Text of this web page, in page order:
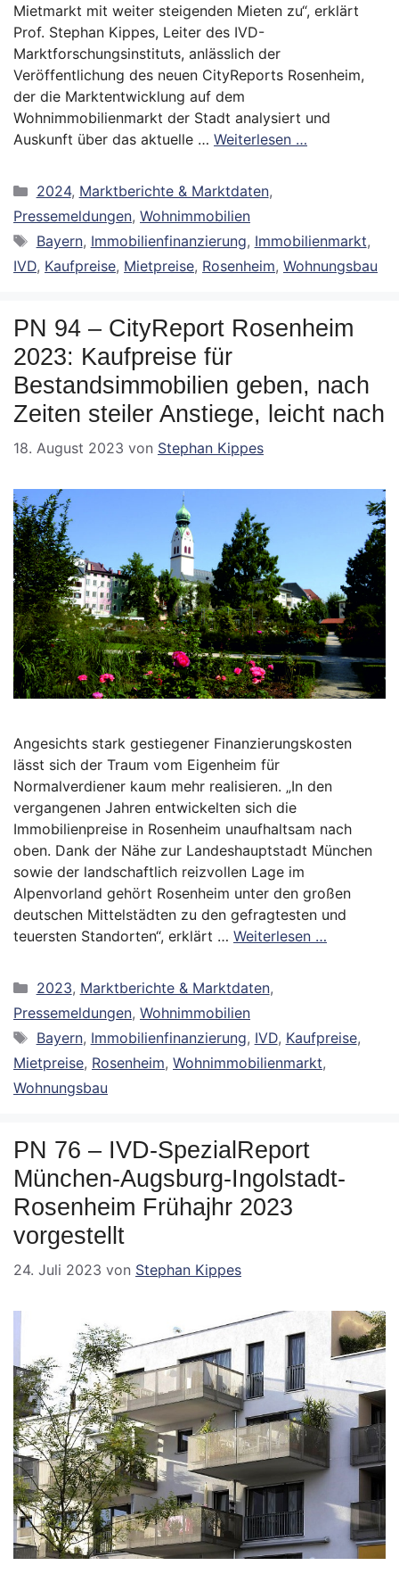
Mietmarkt mit weiter steigenden Mieten zu“, erklärt
Prof. Stephan Kippes, Leiter des IVD-
Marktforschungsinstituts, anlässlich der
Veröffentlichung des neuen CityReports Rosenheim,
der die Marktentwicklung auf dem
Wohnimmobilienmarkt der Stadt analysiert und
Auskunft über das aktuelle … Weiterlesen …
Kategorien
2024, Marktberichte & Marktdaten,
Pressemeldungen, Wohnimmobilien
Schlagwörter
Bayern, Immobilienfinanzierung, Immobilienmarkt,
IVD, Kaufpreise, Mietpreise, Rosenheim, Wohnungsbau
PN 94 – CityReport Rosenheim
2023: Kaufpreise für
Bestandsimmobilien geben, nach
Zeiten steiler Anstiege, leicht nach
18. August 2023 von Stephan Kippes
Angesichts stark gestiegener Finanzierungskosten
lässt sich der Traum vom Eigenheim für
Normalverdiener kaum mehr realisieren. „In den
vergangenen Jahren entwickelten sich die
Immobilienpreise in Rosenheim unaufhaltsam nach
oben. Dank der Nähe zur Landeshauptstadt München
sowie der landschaftlich reizvollen Lage im
Alpenvorland gehört Rosenheim unter den großen
deutschen Mittelstädten zu den gefragtesten und
teuersten Standorten“, erklärt … Weiterlesen …
Kategorien
2023, Marktberichte & Marktdaten,
Pressemeldungen, Wohnimmobilien
Schlagwörter
Bayern, Immobilienfinanzierung, IVD, Kaufpreise,
Mietpreise, Rosenheim, Wohnimmobilienmarkt,
Wohnungsbau
PN 76 – IVD-SpezialReport
München-Augsburg-Ingolstadt-
Rosenheim Frühajhr 2023
vorgestellt
24. Juli 2023 von Stephan Kippes